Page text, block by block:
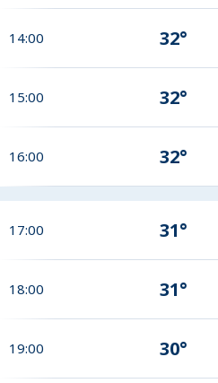
14:00 32°
15:00 32°
16:00 32°
17:00 31°
18:00 31°
19:00 30°